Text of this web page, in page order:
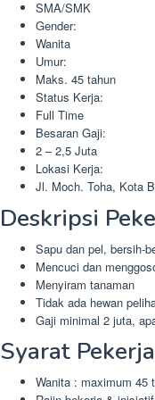
SMA/SMK
Gender:
Wanita
Umur:
Maks. 45 tahun
Status Kerja:
Full Time
Besaran Gaji:
2 – 2,5 Juta
Lokasi Kerja:
Jl. Moch. Toha, Kota
Deskripsi
Sapu dan pel, bersih-
Mencuci dan
Menyiram tanaman
Tidak ada hewan
Gaji minimal 2 juta,
Syarat
Wanita : maximum 45